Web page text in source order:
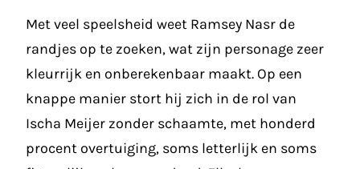
Met veel speelsheid weet Ramsey Nasr de
randjes op te zoeken, wat zijn personage zeer
kleurrijk en onberekenbaar maakt. Op een
knappe manier stort hij zich in de rol van
Ischa Meijer zonder schaamte, met honderd
procent overtuiging, soms letterlijk en soms